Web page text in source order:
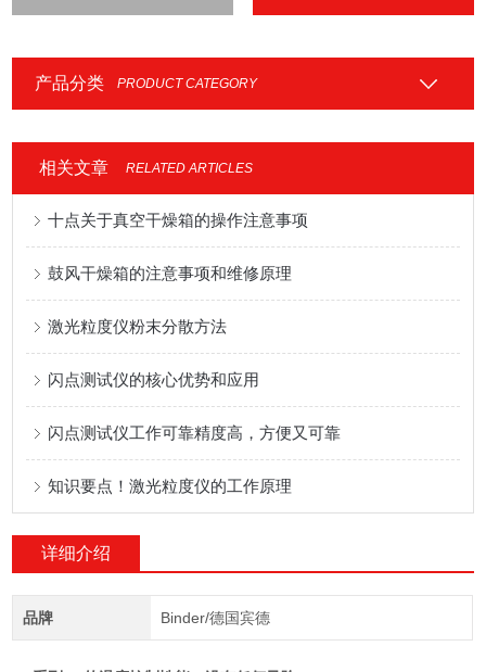
产品分类 PRODUCT CATEGORY
相关文章 RELATED ARTICLES
十点关于真空干燥箱的操作注意事项
鼓风干燥箱的注意事项和维修原理
激光粒度仪粉末分散方法
闪点测试仪的核心优势和应用
闪点测试仪工作可靠精度高，方便又可靠
知识要点！激光粒度仪的工作原理
详细介绍
品牌 Binder/德国宾德